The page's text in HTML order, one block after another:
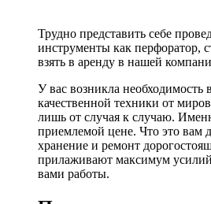
Трудно представить себе
инструменты как перфоратор,
взять в аренду в нашей
У вас возникла
качественной техники от
лишь от случая к случаю.
приемлемой цене. Что это вам
хранение и ремонт
прилаживают максимум усилий
вами работы.